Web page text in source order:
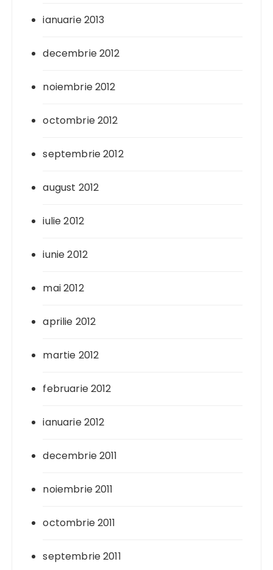
ianuarie 2013
decembrie 2012
noiembrie 2012
octombrie 2012
septembrie 2012
august 2012
iulie 2012
iunie 2012
mai 2012
aprilie 2012
martie 2012
februarie 2012
ianuarie 2012
decembrie 2011
noiembrie 2011
octombrie 2011
septembrie 2011